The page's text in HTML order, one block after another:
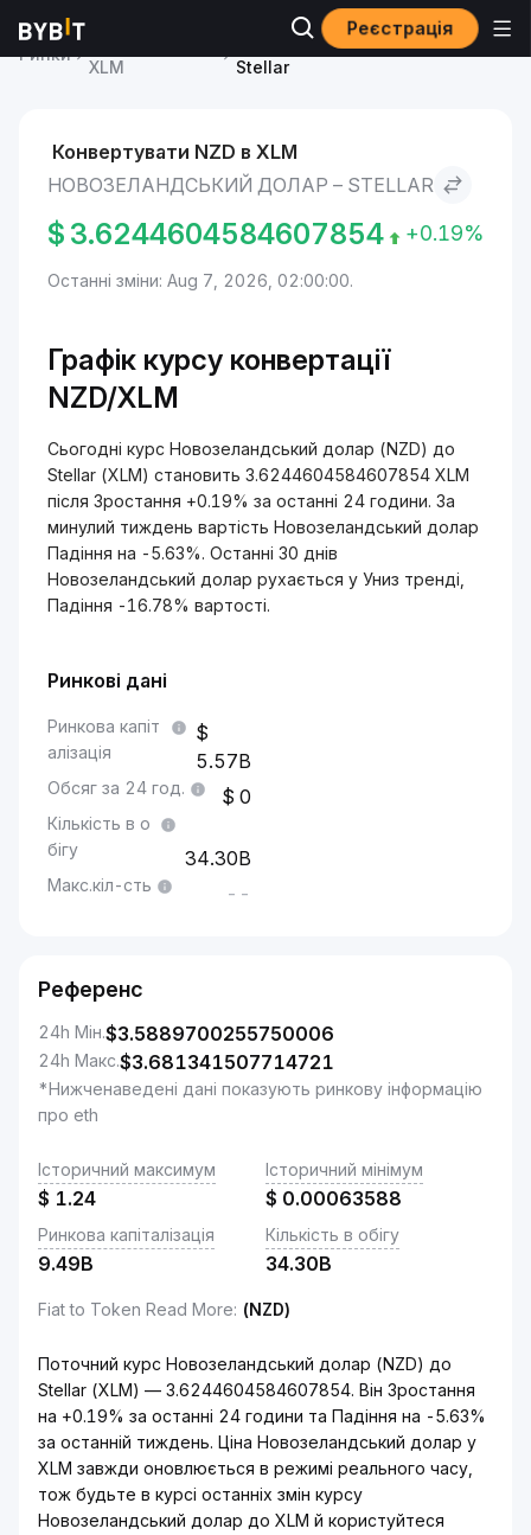
Реєстрація
Ринки
XLM
Новозеландський долар to
Stellar
Конвертувати NZD в XLM
НОВОЗЕЛАНДСЬКИЙ ДОЛАР – STELLAR
$ 3.6244604584607854 +0.19%
Останні зміни: Aug 7, 2026, 02:00:00.
Графік курсу конвертації
NZD/XLM
Сьогодні курс Новозеландський долар (NZD) до
Stellar (XLM) становить 3.6244604584607854 XLM
після Зростання +0.19% за останні 24 години. За
минулий тиждень вартість Новозеландський долар
Падіння на -5.63%. Останні 30 днів
Новозеландський долар рухається у Униз тренді,
Падіння -16.78% вартості.
Ринкові дані
Ринкова капіт
алізація
5.57B
Обсяг за 24 год. 0
Кількість в о
бігу
34.30B
Макс.кіл-сть --
Референс
24h Мін.$3.5889700255750006
24h Макс.$3.681341507714721
*Нижченаведені дані показують ринкову інформацію
про eth
Історичний максимум
$ 1.24
Історичний мінімум
$ 0.00063588
Ринкова капіталізація
9.49B
Кількість в обігу
34.30B
Fiat to Token Read More: (NZD)
Поточний курс Новозеландський долар (NZD) до
Stellar (XLM) — 3.6244604584607854. Він Зростання
на +0.19% за останні 24 години та Падіння на -5.63%
за останній тиждень. Ціна Новозеландський долар у
XLM завжди оновлюється в режимі реального часу,
тож будьте в курсі останніх змін курсу
Новозеландський долар до XLM й користуйтеся